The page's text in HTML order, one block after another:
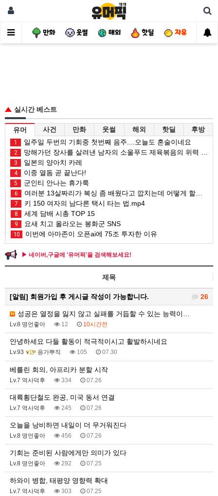
사건 만화 웃썰 해외 핫딜 자유
실시간 베스트
유머 사건 만화 웃썰 해외 핫딜 후방
1 일주일 두번의 기회중 첫번째 음주....오늘도 혼술이네요
2 망해가던 장사를 살려낸 남자의 소울푸드 제육볶음의 위력 ㅋㅋ
3 일본의 양아치 카레
4 이중 열돔 곧 끝난다!
5 군인티 안나는 휴가룩
6 여러분 13살짜리가 복싱 좀 배웠다고 깝치는데 어떻게 할까요?
7 키 150 여자의 남다른 택시 타는 법.mp4
8 세계 담배 시총 TOP 15
9 요새 치고 올라오는 봉화군 SNS
10 이번에 아마존이 오픈ai에 75조 투자한 이유
▶ 네이버,구글에 '유머픽'을 검색해보세요!
제목
26
[알림] 회원가입 후 게시글 작성이 가능합니다.
성공은 열정을 잃지 않고 실패를 거듭할 수 있는 능력이…
Lv.8 명언좋아 12 10시간전
안녕하세요 다들 활동이 적극적이시고 활발하시네요
Lv.93 응가뿌직 105 07.30
베를린 회의, 아프리카 분할 시작
Lv.7 역사덕후 334 07.26
대륙횡단철도 완공, 미국 동서 연결
Lv.7 역사덕후 245 07.26
오늘을 낭비하면 내일이 더 무거워진다
Lv.8 명언좋아 456 07.26
기회는 준비된 사람에게만 의미가 있다
Lv.8 명언좋아 292 07.25
하와이 병합, 태평양 영향력 확대
Lv.7 역사덕후 303 07.25